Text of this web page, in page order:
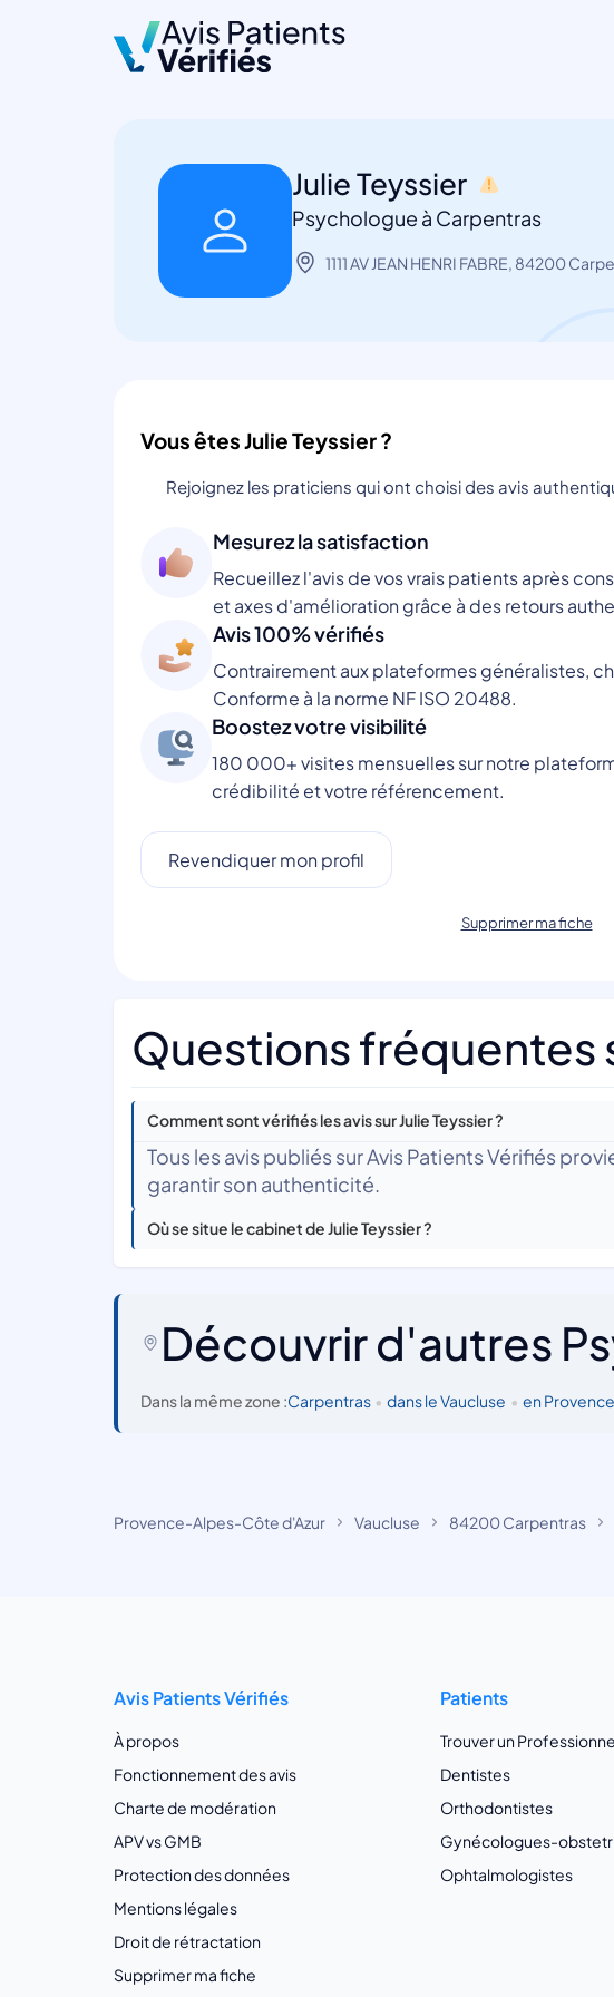
Julie Teyssier
Psychologue à Carpentras
1111 AV JEAN HENRI FABRE, 84200
Vous êtes Julie Teyssier ?
Rejoignez les praticiens qui ont choisi des avis
Mesurez la satisfaction
Recueillez l'avis de vos vrais patients après
et axes d'amélioration grâce à des retours
Avis 100% vérifiés
Contrairement aux plateformes généralistes,
Conforme à la norme NF ISO 20488.
Boostez votre visibilité
180 000+ visites mensuelles sur notre
crédibilité et votre référencement.
Revendiquer mon profil
Supprimer ma fiche
Questions fréquentes
Comment sont vérifiés les avis sur Julie Teyssier ?
Tous les avis publiés sur Avis Patients Vérifiés
garantir son authenticité.
Où se situe le cabinet de Julie Teyssier ?
Découvrir d'autres
Dans la même zone :Carpentras • dans le Vaucluse • en
Provence-Alpes-Côte d'Azur Vaucluse 84200 Carpentras
Avis Patients Vérifiés
À propos
Fonctionnement des avis
Charte de modération
APV vs GMB
Protection des données
Mentions légales
Droit de rétractation
Supprimer ma fiche
Patients
Trouver un
Dentistes
Orthodontistes
Gynécologues-
Ophtalmologistes